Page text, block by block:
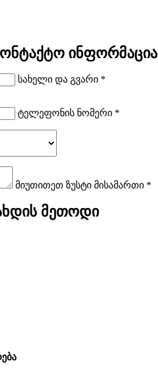
ინფორმაცია
სახელი და გვარი *
ტელეფონის ნომერი *
მიუთითეთ ზუსტი მისამართი *
მეთოდი